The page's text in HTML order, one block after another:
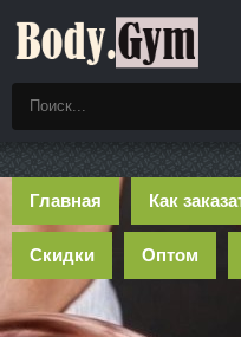
Главная Как
Скидки Оптом